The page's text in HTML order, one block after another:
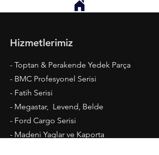
Hizmetlerimiz
- Toptan & Perakende Yedek Parça
- BMC Profesyonel Serisi
- Fatih Serisi
- Megastar, Levend, Belde
- Ford Cargo Serisi
- Madeni Yaglar ve Kaporta